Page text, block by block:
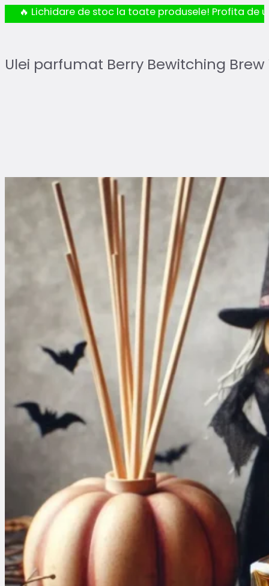
🔥 Lichidare de stoc la toate produsele! Profita de
Ulei parfumat Berry Bewitching Brew